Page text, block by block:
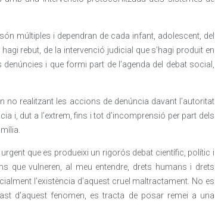
múltiples i dependran de cada infant, adolescent, del
rebut, de la intervenció judicial que s’hagi produït en
i que formi part de l’agenda del debat social,
no realitzant les accions de denúncia davant l’autoritat
i, dut a l’extrem, fins i tot d’incomprensió per part dels
que es produeixi un rigorós debat científic, polític i
que vulneren, al meu entendre, drets humans i drets
l’existència d’aquest cruel maltractament. No es
d’aquest fenomen, es tracta de posar remei a una